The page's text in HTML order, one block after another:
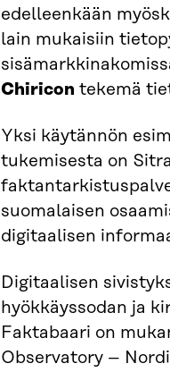
edelleenkään
lain mukaisiin
Chiricon tekemä
Yksi käytännön
tukemisesta on
suomalaisen
digitaalisen
Digitaalisen
hyökkäyssodan ja
Faktabaari on
Observatory –